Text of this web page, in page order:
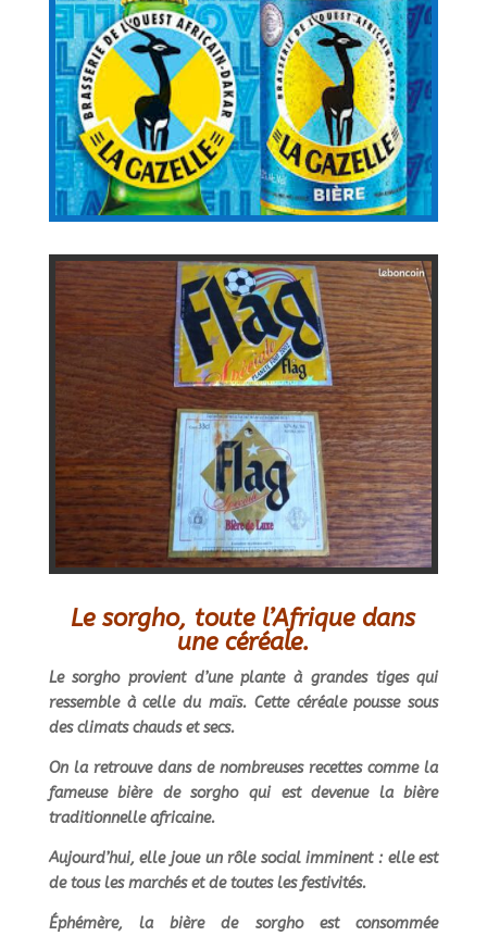
Le sorgho, toute l’Afrique dans
une céréale.
Le sorgho provient d’une plante à grandes tiges qui
ressemble à celle du maïs. Cette céréale pousse sous
des climats chauds et secs.
On la retrouve dans de nombreuses recettes comme la
fameuse bière de sorgho qui est devenue la bière
traditionnelle africaine.
Aujourd’hui, elle joue un rôle social imminent : elle est
de tous les marchés et de toutes les festivités.
Éphémère, la bière de sorgho est consommée